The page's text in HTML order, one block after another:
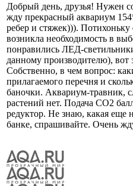
Добрый день, друзья! Нужен
жду прекрасный аквариум
ребер и стяжек))).
возникла необходимость в
понравились ЛЕД-
данному производителю), вот
Собственно, в чем вопрос:
прилагаемого перечня и
баночки. Аквариум-травник,
растений нет. Подача СО2
редуктор. Не знаю, какая еще
банке, спрашивайте. Очень